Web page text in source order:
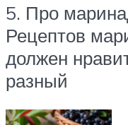
5. Про
Рецептов
должен
разный